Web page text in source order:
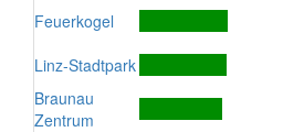
Feuerkogel
Linz-Stadtpark
Braunau
Zentrum